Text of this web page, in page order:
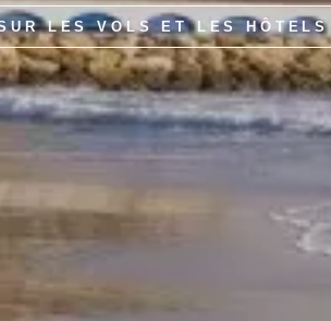
LES VOLS ET LES HÔTELS